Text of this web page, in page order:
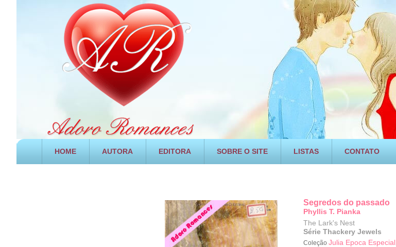
HOME AUTORA EDITORA SOBRE O SITE LISTAS CONTATO
Segredos do passado
Phyllis T. Pianka
The Lark's Nest
Série Thackery Jewels
Coleção Julia Epoca Especial